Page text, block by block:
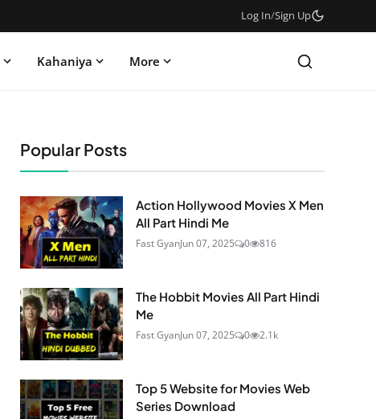
Log In/Sign Up
Kahaniya More
Popular Posts
Action Hollywood Movies X Men
All Part Hindi Me
Fast GyanJun 07, 2025 0 816
The Hobbit Movies All Part Hindi
Me
Fast GyanJun 07, 2025 0 2.1k
Top 5 Website for Movies Web
Series Download